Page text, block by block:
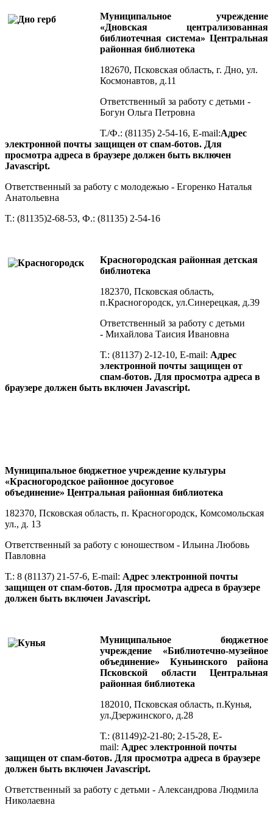
Муниципальное учреждение
«Дновская централизованная
библиотечная система» Центральная
районная библиотека
182670, Псковская область, г. Дно, ул.
Космонавтов, д.11
Ответственный за работу с детьми -
Богун Ольга Петровна
Т./Ф.: (81135) 2-54-16, E-mail:Адрес
электронной почты защищен от спам-ботов. Для
просмотра адреса в браузере должен быть включен
Javascript.
Ответственный за работу с молодежью - Егоренко Наталья
Анатольевна
Т.: (81135)2-68-53, Ф.: (81135) 2-54-16
Красногородская районная детская
библиотека
182370, Псковская область,
п.Красногородск, ул.Синерецкая, д.39
Ответственный за работу с детьми
- Михайлова Таисия Ивановна
Т.: (81137) 2-12-10, E-mail: Адрес
электронной почты защищен от
спам-ботов. Для просмотра адреса в
браузере должен быть включен Javascript.
Муниципальное бюджетное учреждение культуры
«Красногородское районное досуговое
объединение» Центральная районная библиотека
182370, Псковская область, п. Красногородск, Комсомольская
ул., д. 13
Ответственный за работу с юношеством - Ильина Любовь
Павловна
Т.: 8 (81137) 21-57-6, E-mail: Адрес электронной почты
защищен от спам-ботов. Для просмотра адреса в браузере
должен быть включен Javascript.
Муниципальное бюджетное
учреждение «Библиотечно-музейное
объединение» Куньинского района
Псковской области Центральная
районная библиотека
182010, Псковская область, п.Кунья,
ул.Дзержинского, д.28
Т.: (81149)2-21-80; 2-15-28, E-
mail: Адрес электронной почты
защищен от спам-ботов. Для просмотра адреса в браузере
должен быть включен Javascript.
Ответственный за работу с детьми - Александрова Людмила
Николаевна